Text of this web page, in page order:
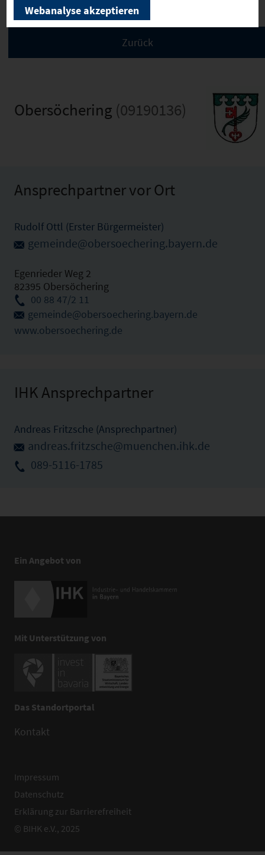
Obersöchering (09190136)
Ansprechpartner vor Ort
Rudolf Ottl (Erster Bürgermeister)
gemeinde@obersoechering.bayern.de
Egenrieder Weg 2
82395 Obersöchering
00 88 47/2 11
gemeinde@obersoechering.bayern.de
www.obersoechering.de
IHK Ansprechpartner
Andreas Fritzsche (Ansprechpartner)
andreas.fritzsche@muenchen.ihk.de
089-5116-1785
Ein Angebot von
Mit Unterstützung von
Das Standortportal
Kontakt
Impressum
Datenschutz
Erklärung zur Barrierefreiheit
© BIHK e.V., 2025
Webanalyse akzeptieren